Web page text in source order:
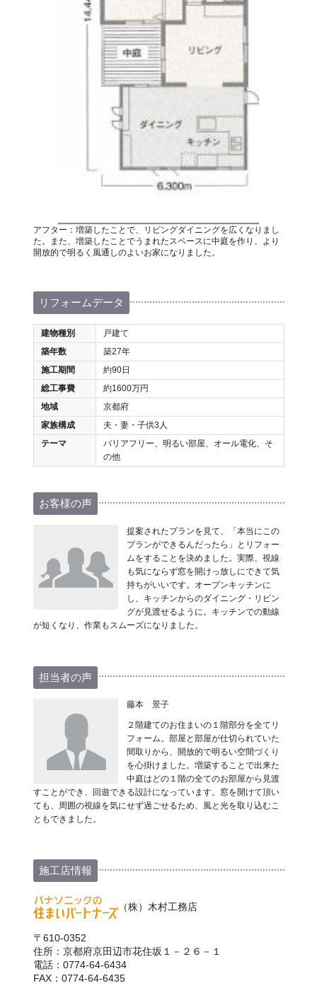
アフター：増築したことで、リビングダイニングを広くなりまし
た。また、増築したことでうまれたスペースに中庭を作り、より
開放的で明るく風通しのよいお家になりました。
リフォームデータ
建物種別
戸建て
築年数
築27年
施工期間
約90日
総工事費
約1600万円
地域
京都府
家族構成
夫・妻・子供3人
テーマ
バリアフリー、明るい部屋、オール電化、そ
の他
お客様の声
提案されたプランを見て、「本当にこの
プランができるんだったら」とリフォー
ムをすることを決めました。実際、視線
も気にならず窓を開けっ放しにできて気
持ちがいいです。オープンキッチンに
し、キッチンからのダイニング・リビン
グが見渡せるように。キッチンでの動線
が短くなり、作業もスムーズになりました。
担当者の声
藤本 景子
２階建てのお住まいの１階部分を全てリ
フォーム。部屋と部屋が仕切られていた
間取りから、開放的で明るい空間づくり
を心掛けました。増築することで出来た
中庭はどの１階の全てのお部屋から見渡
すことができ、回遊できる設計になっています。窓を開けて頂い
ても、周囲の視線を気にせず過ごせるため、風と光を取り込むこ
ともできました。
施工店情報
（株）木村工務店
〒610-0352
住所：京都府京田辺市花住坂１－２６－１
電話：0774-64-6434
FAX：0774-64-6435